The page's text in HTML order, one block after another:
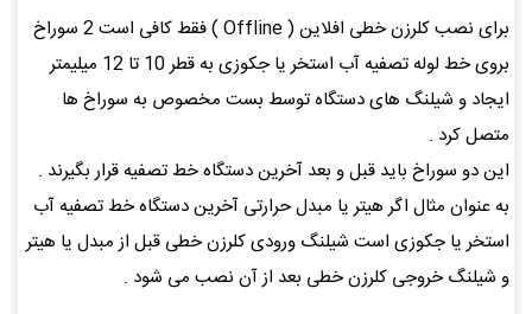
برای نصب کلرزن خطی افلاین ( Offline ) فقط کافی است 2 سوراخ
بروی خط لوله تصفیه آب استخر یا جکوزی به قطر 10 تا 12 میلیمتر
ایجاد و شیلنگ های دستگاه توسط بست مخصوص به سوراخ ها
متصل کرد .
این دو سوراخ باید قبل و بعد آخرین دستگاه خط تصفیه قرار بگیرند .
به عنوان مثال اگر هیتر یا مبدل حرارتی آخرین دستگاه خط تصفیه آب
استخر یا جکوزی است شیلنگ ورودی کلرزن خطی قبل از مبدل یا هیتر
و شیلنگ خروجی کلرزن خطی بعد از آن نصب می شود .